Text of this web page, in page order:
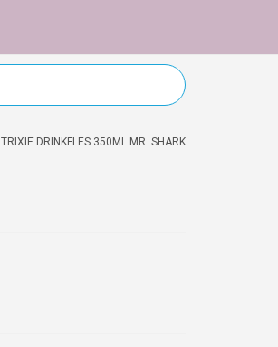
TRIXIE DRINKFLES 350ML MR. SHARK